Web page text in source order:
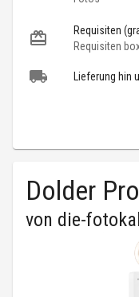
Requisiten
Requisiten
Lieferung hin
Dolder
von die-